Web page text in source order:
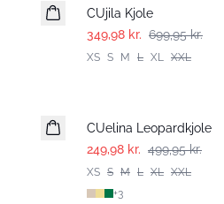
CUjila Kjole
349,98 kr. 699,95 kr.
XS S M L XL XXL
CUelina Leopardkjole
249,98 kr. 499,95 kr.
XS S M L XL XXL
+3